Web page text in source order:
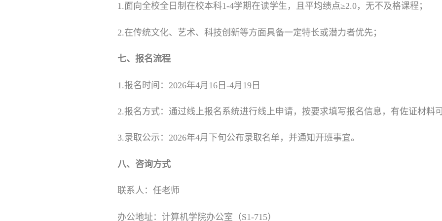
1.面向全校全日制在校本科1-4学期在读学生，且平均绩点≥2.0，无不及格课程；
2.在传统文化、艺术、科技创新等方面具备一定特长或潜力者优先；
七、报名流程
1.报名时间：2026年4月16日-4月19日
2.报名方式：通过线上报名系统进行线上申请，按要求填写报名信息，有佐证材料
3.录取公示：2026年4月下旬公布录取名单，并通知开班事宜。
八、咨询方式
联系人：任老师
办公地址：计算机学院办公室（S1-715）